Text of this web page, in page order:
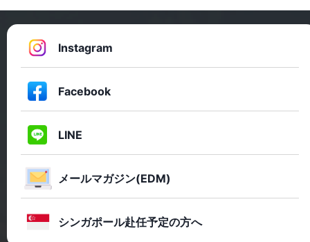
Instagram
Facebook
LINE
メールマガジン(EDM)
シンガポール赴任予定の方へ